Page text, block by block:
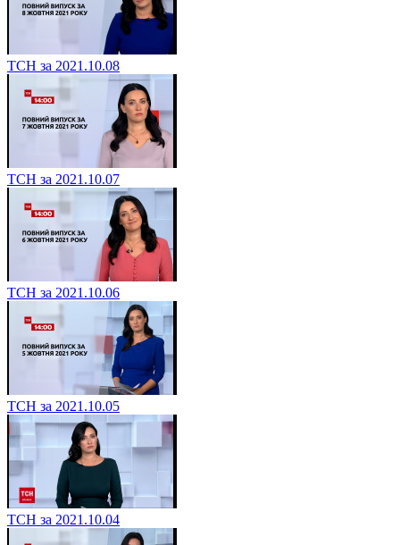
ТСН за 2021.10.08
ТСН за 2021.10.07
ТСН за 2021.10.06
ТСН за 2021.10.05
ТСН за 2021.10.04